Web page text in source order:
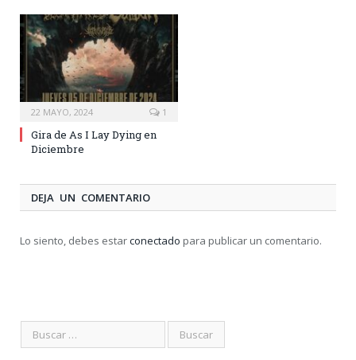
22 MAYO, 2024 1
Gira de As I Lay Dying en
Diciembre
DEJA UN COMENTARIO
Lo siento, debes estarconectado para publicar un comentario.